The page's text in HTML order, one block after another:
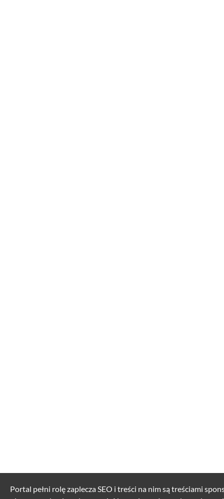
Portal pełni rolę zaplecza SEO i treści na nim są treściami